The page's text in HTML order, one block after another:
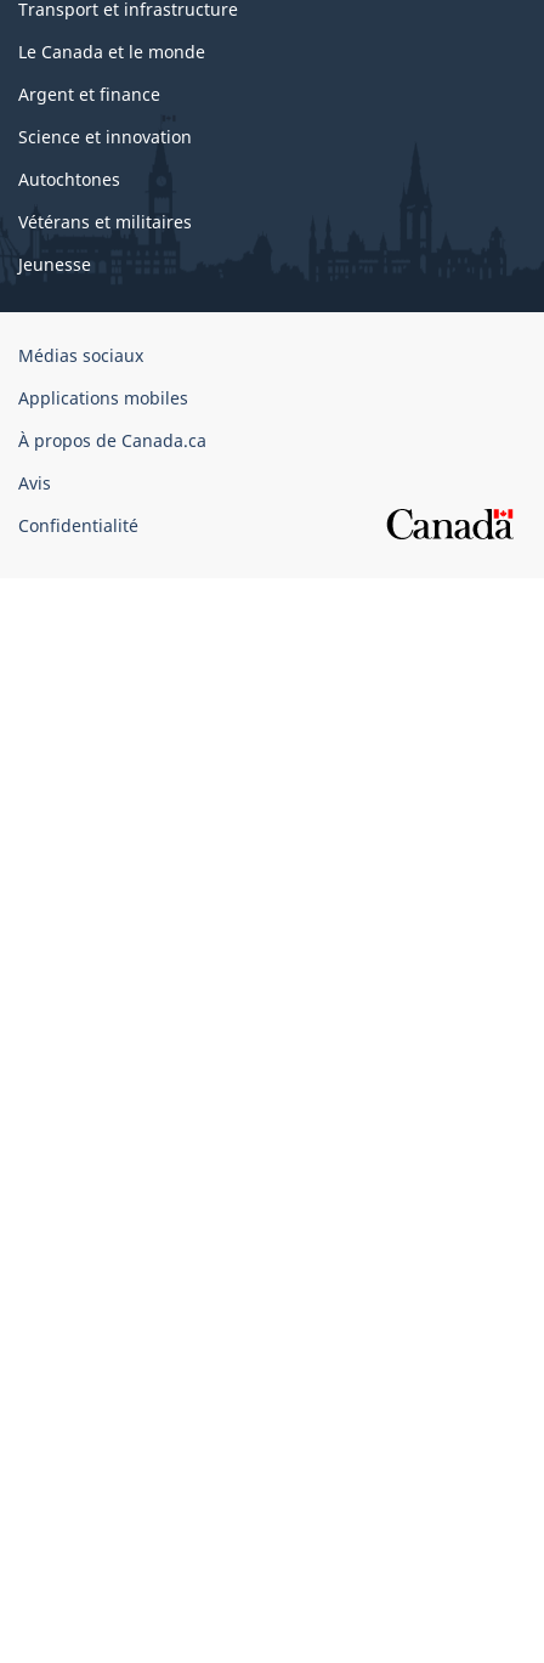
Transport et infrastructure
Le Canada et le monde
Argent et finance
Science et innovation
Autochtones
Vétérans et militaires
Jeunesse
Organisation
gouvernement
du
Canada
Médias sociaux
Applications mobiles
À propos de Canada.ca
Avis
Confidentialité